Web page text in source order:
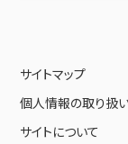
サイトマップ
個人情報の取り扱
サイトについて